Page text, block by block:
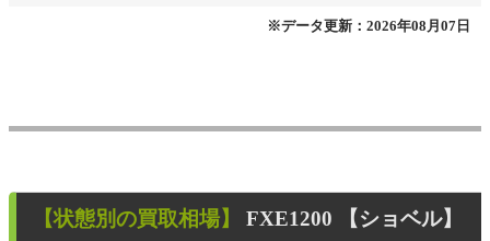
※データ更新：2026年08月07日
【状態別の買取相場】 FXE1200 【ショベル】